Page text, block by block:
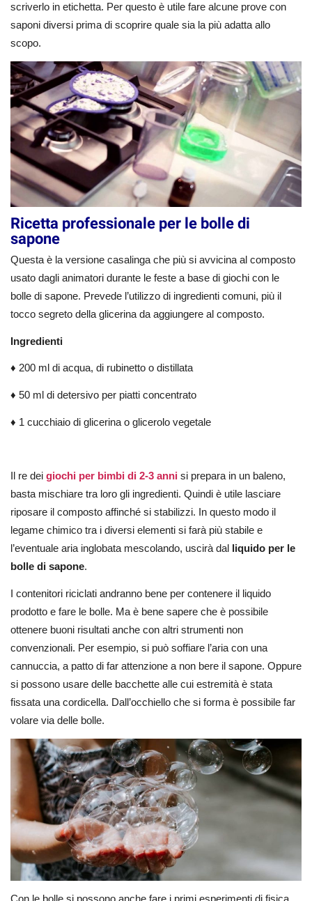
scriverlo in etichetta. Per questo è utile fare alcune prove con
saponi diversi prima di scoprire quale sia la più adatta allo
scopo.
Ricetta professionale per le bolle di
sapone
Questa è la versione casalinga che più si avvicina al composto
usato dagli animatori durante le feste a base di giochi con le
bolle di sapone. Prevede l’utilizzo di ingredienti comuni, più il
tocco segreto della glicerina da aggiungere al composto.
Ingredienti
♦ 200 ml di acqua, di rubinetto o distillata
♦ 50 ml di detersivo per piatti concentrato
♦ 1 cucchiaio di glicerina o glicerolo vegetale
Il re dei giochi per bimbi di 2-3 anni si prepara in un baleno,
basta mischiare tra loro gli ingredienti. Quindi è utile lasciare
riposare il composto affinché si stabilizzi. In questo modo il
legame chimico tra i diversi elementi si farà più stabile e
l’eventuale aria inglobata mescolando, uscirà dal liquido per le
bolle di sapone.
I contenitori riciclati andranno bene per contenere il liquido
prodotto e fare le bolle. Ma è bene sapere che è possibile
ottenere buoni risultati anche con altri strumenti non
convenzionali. Per esempio, si può soffiare l’aria con una
cannuccia, a patto di far attenzione a non bere il sapone. Oppure
si possono usare delle bacchette alle cui estremità è stata
fissata una cordicella. Dall’occhiello che si forma è possibile far
volare via delle bolle.
Con le bolle si possono anche fare i primi esperimenti di fisica.